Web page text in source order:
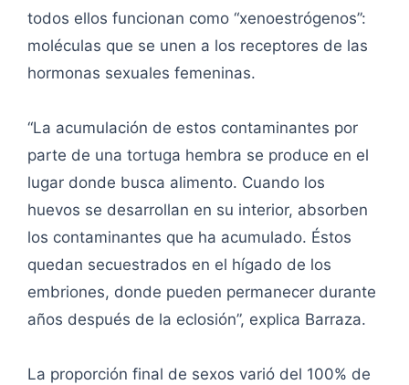
todos ellos funcionan como “xenoestrógenos”:
moléculas que se unen a los receptores de las
hormonas sexuales femeninas.
“La acumulación de estos contaminantes por
parte de una tortuga hembra se produce en el
lugar donde busca alimento. Cuando los
huevos se desarrollan en su interior, absorben
los contaminantes que ha acumulado. Éstos
quedan secuestrados en el hígado de los
embriones, donde pueden permanecer durante
años después de la eclosión”, explica Barraza.
La proporción final de sexos varió del 100% de